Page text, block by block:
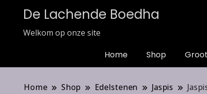
De Lachende Boedha
Welkom op onze site
Home Shop
Home Shop Edelstenen Jaspis